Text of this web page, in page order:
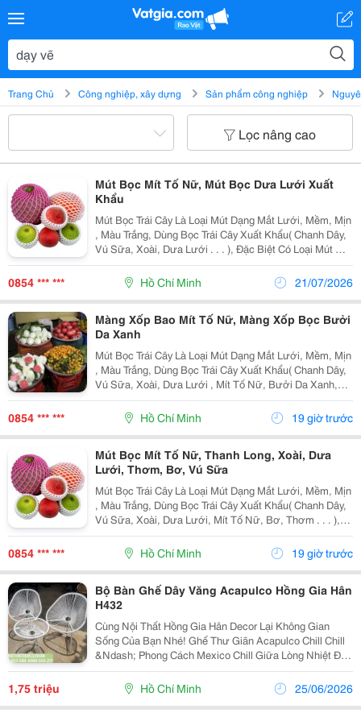
Trang Chủ Công nghiệp, xây dựng Sản phẩm công nghiệp
Lọc nâng cao
Mút Bọc Mít Tố Nữ, Mút Bọc Dưa Lưới Xuất
Khẩu
Mút Bọc Trái Cây Là Loại Mút Dạng Mắt Lưới, Mềm, Mịn
, Màu Trắng, Dùng Bọc Trái Cây Xuất Khẩu( Chanh Dây,
Vú Sữa, Xoài, Dưa Lưới . . . ), Đặc Biệt Có Loại Mút Một
Đầu Lớn, Một Đầu Nhỏ Bọc Trái Ổi Đài Loan Ngay Từ
Khi Còn Nhỏ . Uy Tín &Ndash; Hi
0854 *** *** Hồ Chí Minh 21/07/2026
Màng Xốp Bao Mít Tố Nữ, Màng Xốp Bọc Bưởi
Da Xanh
Mút Bọc Trái Cây Là Loại Mút Dạng Mắt Lưới, Mềm, Mịn
, Màu Trắng, Dùng Bọc Trái Cây Xuất Khẩu( Chanh Dây,
Vú Sữa, Xoài, Dưa Lưới , Mít Tố Nữ, Bưởi Da Xanh,
Trái Thơm. . . ), Đặc Biệt Có Loại Mút Một Đầu Lớn, Một
Đầu Nhỏ Bọc Trái Ổi Đài Loan Ngay Từ K
0854 *** *** Hồ Chí Minh 19 giờ trước
Mút Bọc Mít Tố Nữ, Thanh Long, Xoài, Dưa
Lưới, Thơm, Bơ, Vú Sữa
Mút Bọc Trái Cây Là Loại Mút Dạng Mắt Lưới, Mềm, Mịn
, Màu Trắng, Dùng Bọc Trái Cây Xuất Khẩu( Chanh Dây,
Vú Sữa, Xoài, Dưa Lưới, Mít Tố Nữ, Bơ, Thơm . . . ),
Đặc Biệt Có Loại Mút Một Đầu Lớn, Một Đầu Nhỏ Bọc
Trái Ổi Đài Loan Ngay Từ Khi Còn Nhỏ .
0854 *** *** Hồ Chí Minh 19 giờ trước
Bộ Bàn Ghế Dây Văng Acapulco Hồng Gia Hân
H432
Cùng Nội Thất Hồng Gia Hân Decor Lại Không Gian
Sống Của Bạn Nhé! Ghế Thư Giãn Acapulco Chill Chill
&Ndash; Phong Cách Mexico Chill Giữa Lòng Nhiệt Đới
(Acapulco Là Tên Một Địa Danh Có Bãi Biển Thuộc Top
Đẹp Nhất Trên Thế Giới Của Đất Nước Mexico)....
1,75 triệu Hồ Chí Minh 25/06/2026